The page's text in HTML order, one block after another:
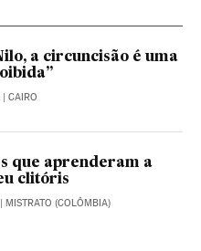
a circuncisão é uma
| CAIRO
que aprenderam a
clitóris
| MISTRATO (COLÔMBIA)